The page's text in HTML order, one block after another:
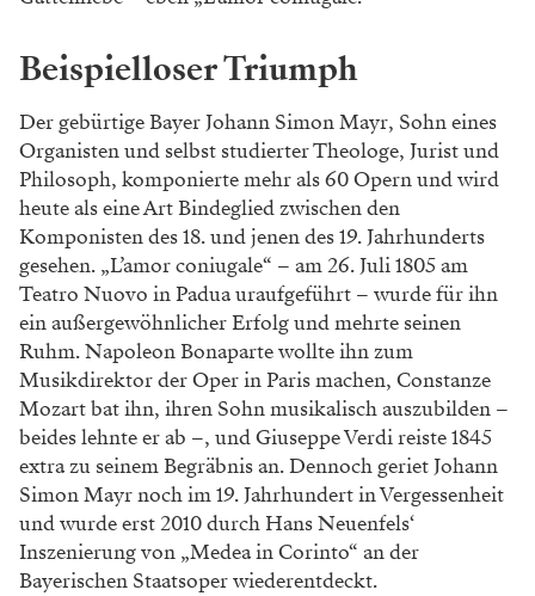
Beispielloser Triumph
Der gebürtige Bayer Johann Simon Mayr, Sohn eines
Organisten und selbst studierter Theologe, Jurist und
Philosoph, komponierte mehr als 60 Opern und wird
heute als eine Art Bindeglied zwischen den
Komponisten des 18. und jenen des 19. Jahrhunderts
gesehen. „L’amor coniugale“ – am 26. Juli 1805 am
Teatro Nuovo in Padua uraufgeführt – wurde für ihn
ein außergewöhnlicher Erfolg und mehrte seinen
Ruhm. Napoleon Bonaparte wollte ihn zum
Musikdirektor der Oper in Paris machen, Constanze
Mozart bat ihn, ihren Sohn musikalisch auszubilden –
beides lehnte er ab –, und Giuseppe Verdi reiste 1845
extra zu seinem Begräbnis an. Dennoch geriet Johann
Simon Mayr noch im 19. Jahrhundert in Vergessenheit
und wurde erst 2010 durch Hans Neuenfels‘
Inszenierung von „Medea in Corinto“ an der
Bayerischen Staatsoper wiederentdeckt.